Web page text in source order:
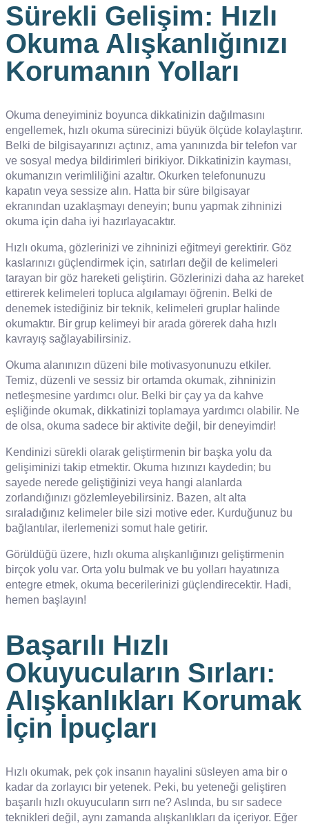
Sürekli Gelişim: Hızlı
Okuma Alışkanlığınızı
Korumanın Yolları
Okuma deneyiminiz boyunca dikkatinizin dağılmasını
engellemek, hızlı okuma sürecinizi büyük ölçüde kolaylaştırır.
Belki de bilgisayarınızı açtınız, ama yanınızda bir telefon var
ve sosyal medya bildirimleri birikiyor. Dikkatinizin kayması,
okumanızın verimliliğini azaltır. Okurken telefonunuzu
kapatın veya sessize alın. Hatta bir süre bilgisayar
ekranından uzaklaşmayı deneyin; bunu yapmak zihninizi
okuma için daha iyi hazırlayacaktır.
Hızlı okuma, gözlerinizi ve zihninizi eğitmeyi gerektirir. Göz
kaslarınızı güçlendirmek için, satırları değil de kelimeleri
tarayan bir göz hareketi geliştirin. Gözlerinizi daha az hareket
ettirerek kelimeleri topluca algılamayı öğrenin. Belki de
denemek istediğiniz bir teknik, kelimeleri gruplar halinde
okumaktır. Bir grup kelimeyi bir arada görerek daha hızlı
kavrayış sağlayabilirsiniz.
Okuma alanınızın düzeni bile motivasyonunuzu etkiler.
Temiz, düzenli ve sessiz bir ortamda okumak, zihninizin
netleşmesine yardımcı olur. Belki bir çay ya da kahve
eşliğinde okumak, dikkatinizi toplamaya yardımcı olabilir. Ne
de olsa, okuma sadece bir aktivite değil, bir deneyimdir!
Kendinizi sürekli olarak geliştirmenin bir başka yolu da
gelişiminizi takip etmektir. Okuma hızınızı kaydedin; bu
sayede nerede geliştiğinizi veya hangi alanlarda
zorlandığınızı gözlemleyebilirsiniz. Bazen, alt alta
sıraladığınız kelimeler bile sizi motive eder. Kurduğunuz bu
bağlantılar, ilerlemenizi somut hale getirir.
Görüldüğü üzere, hızlı okuma alışkanlığınızı geliştirmenin
birçok yolu var. Orta yolu bulmak ve bu yolları hayatınıza
entegre etmek, okuma becerilerinizi güçlendirecektir. Hadi,
hemen başlayın!
Başarılı Hızlı
Okuyucuların Sırları:
Alışkanlıkları Korumak
İçin İpuçları
Hızlı okumak, pek çok insanın hayalini süsleyen ama bir o
kadar da zorlayıcı bir yetenek. Peki, bu yeteneği geliştiren
başarılı hızlı okuyucuların sırrı ne? Aslında, bu sır sadece
teknikleri değil, aynı zamanda alışkanlıkları da içeriyor. Eğer